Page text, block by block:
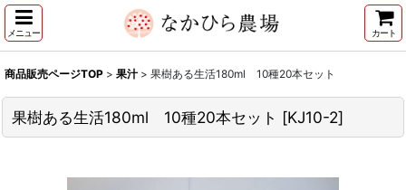
メニュー カート
商品販売ページTOP > 果汁 > 果樹ある生活180ml 10種20本セット
果樹ある生活180ml 10種20本セット [KJ10-2]